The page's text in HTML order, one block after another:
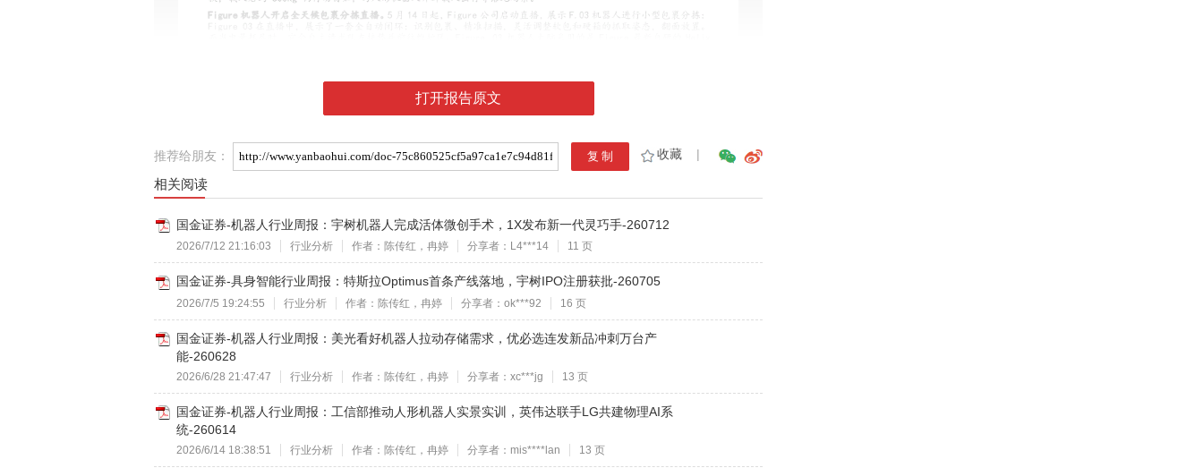
打开报告原文
推荐给朋友： 收藏 |
相关阅读
国金证券-机器人行业周报：宇树机器人完成活体微创手术，1X发布新一代灵巧手-260712
2026/7/12 21:16:03 行业分析 作者：陈传红，冉婷 分享者：L4***14 11 页
国金证券-具身智能行业周报：特斯拉Optimus首条产线落地，宇树IPO注册获批-260705
2026/7/5 19:24:55 行业分析 作者：陈传红，冉婷 分享者：ok***92 16 页
国金证券-机器人行业周报：美光看好机器人拉动存储需求，优必选连发新品冲刺万台产
能-260628
2026/6/28 21:47:47 行业分析 作者：陈传红，冉婷 分享者：xc***jg 13 页
国金证券-机器人行业周报：工信部推动人形机器人实景实训，英伟达联手LG共建物理AI系
统-260614
2026/6/14 18:38:51 行业分析 作者：陈传红，冉婷 分享者：mis****lan 13 页